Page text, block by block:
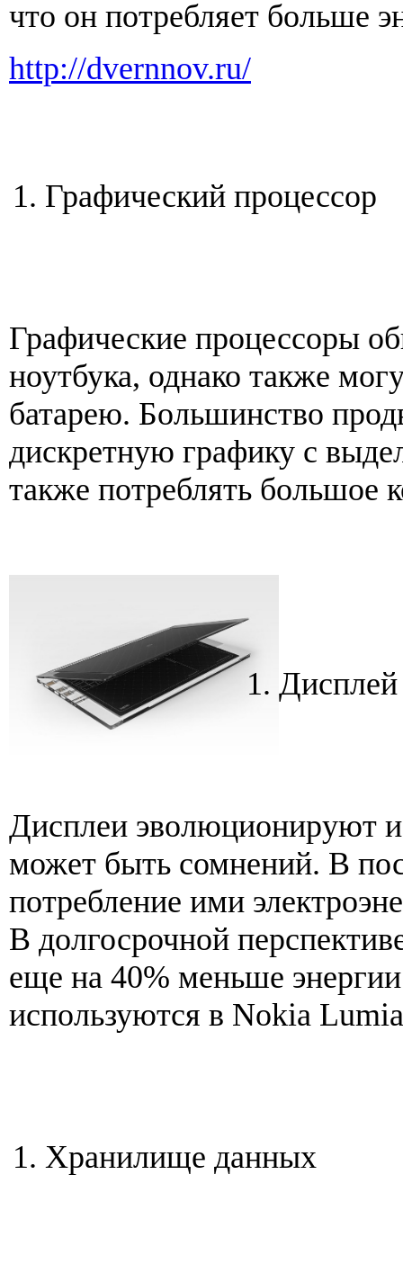
что он потребляет больше
http://dvernnov.ru/
Графический процессор
Графические процессоры
ноутбука, однако также
батарею. Большинство
дискретную графику с
также потреблять большое
Дисплей
Дисплеи эволюционируют
может быть сомнений. В
потребление ими
В долгосрочной
еще на 40% меньше
используются в Nokia
Хранилище данных